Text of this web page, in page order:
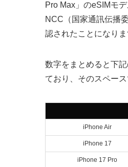
Pro Max」のeSIMモ
NCC（国家通訊伝播
認されたことになりま
数字をまとめると下
ており、そのスペー
iPhone Air
iPhone 17
iPhone 17 Pro